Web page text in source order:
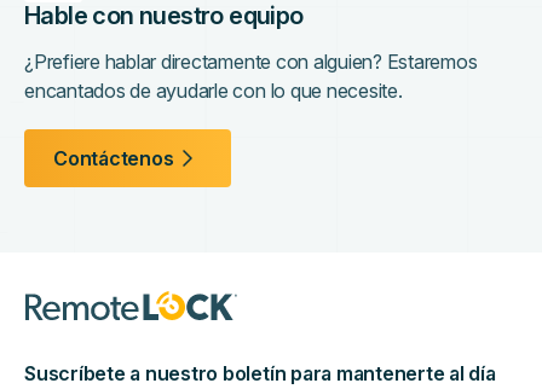
Hable con nuestro equipo
¿Prefiere hablar directamente con alguien? Estaremos
encantados de ayudarle con lo que necesite.
Contáctenos
Suscríbete a nuestro boletín para mantenerte al día